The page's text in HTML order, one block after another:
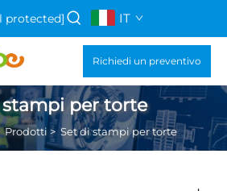
protected] IT
Richiedi un preventivo
per torte
Prodotti >Set di stampi per torte